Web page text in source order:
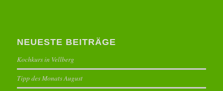
NEUESTE BEITRÄGE
Kochkurs in Vellberg
Tipp des Monats August